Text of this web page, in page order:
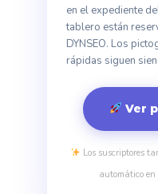
en el expediente
tablero están
DYNSEO. Los
rápidas siguen
Ver
Los suscriptores
automático en